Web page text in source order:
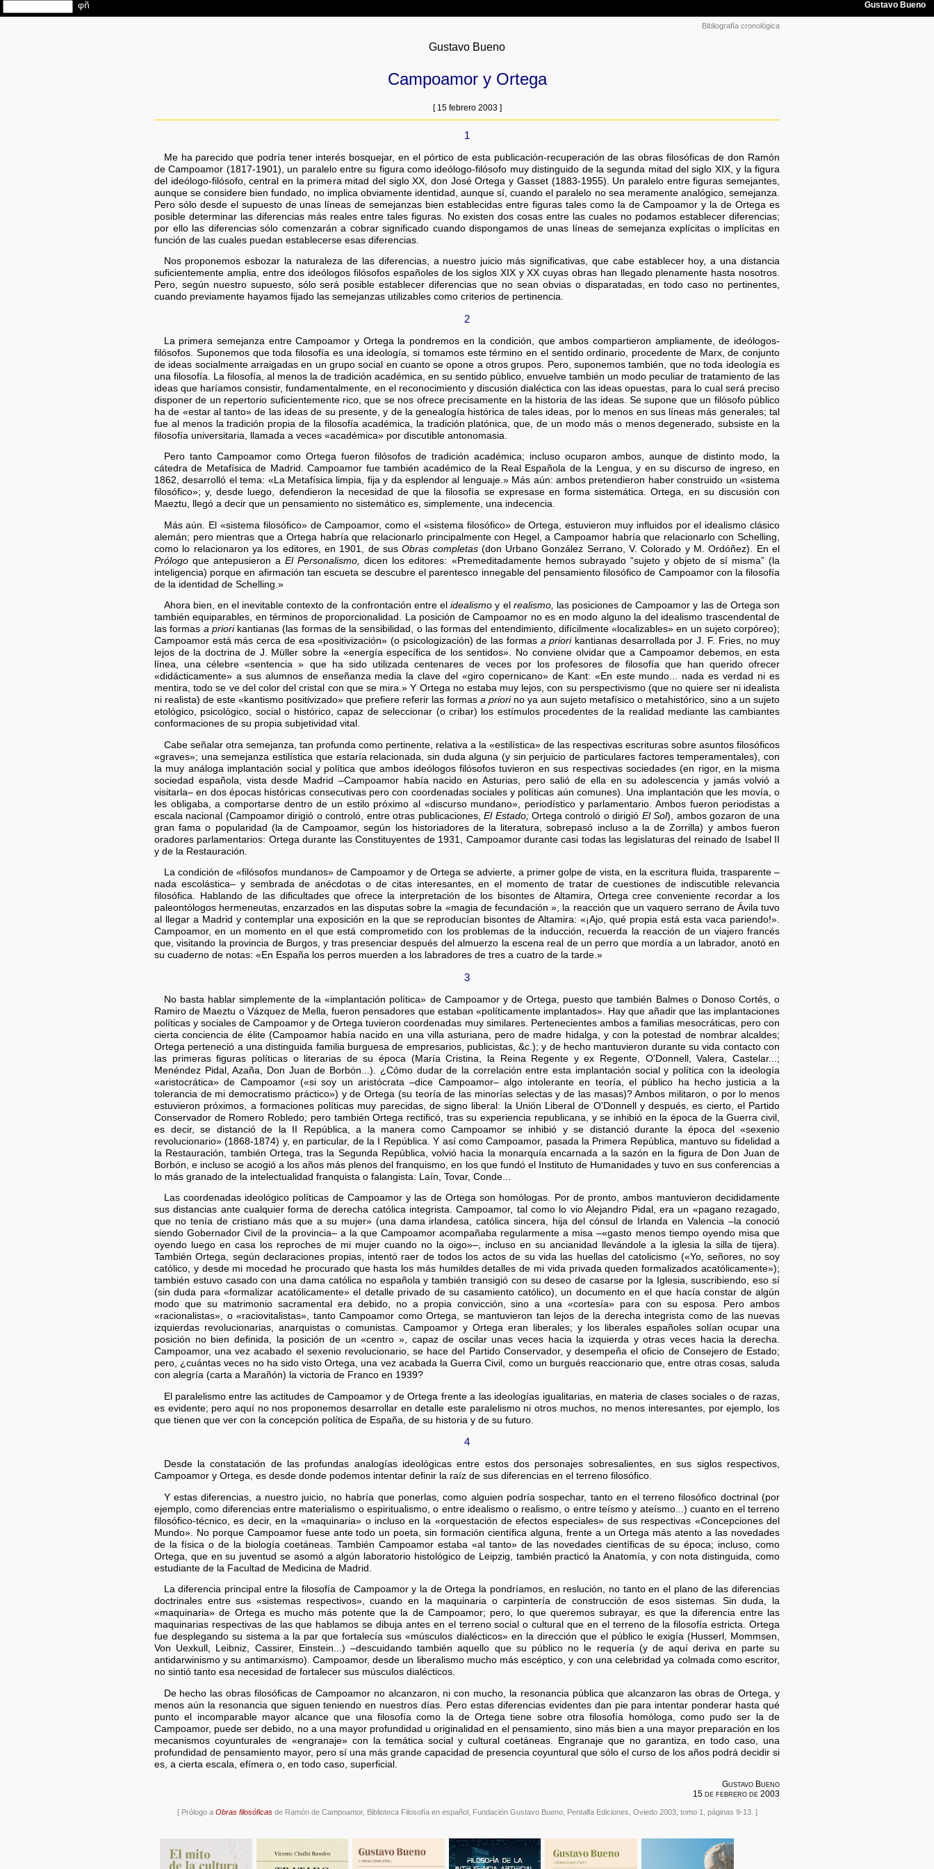
Bibliografía cronológica
Gustavo Bueno
Campoamor y Ortega
[ 15 febrero 2003 ]
1
Me ha parecido que podría tener interés bosquejar, en el pórtico de esta publicación-recuperación de las obras filosóficas de don Ramón
de Campoamor (1817-1901), un paralelo entre su figura como ideólogo-filósofo muy distinguido de la segunda mitad del siglo XIX, y la figura
del ideólogo-filósofo, central en la primera mitad del siglo XX, don José Ortega y Gasset (1883-1955). Un paralelo entre figuras semejantes,
aunque se considere bien fundado, no implica obviamente identidad, aunque sí, cuando el paralelo no sea meramente analógico, semejanza.
Pero sólo desde el supuesto de unas líneas de semejanzas bien establecidas entre figuras tales como la de Campoamor y la de Ortega es
posible determinar las diferencias más reales entre tales figuras. No existen dos cosas entre las cuales no podamos establecer diferencias;
por ello las diferencias sólo comenzarán a cobrar significado cuando dispongamos de unas líneas de semejanza explícitas o implícitas en
función de las cuales puedan establecerse esas diferencias.
Nos proponemos esbozar la naturaleza de las diferencias, a nuestro juicio más significativas, que cabe establecer hoy, a una distancia
suficientemente amplia, entre dos ideólogos filósofos españoles de los siglos XIX y XX cuyas obras han llegado plenamente hasta nosotros.
Pero, según nuestro supuesto, sólo será posible establecer diferencias que no sean obvias o disparatadas, en todo caso no pertinentes,
cuando previamente hayamos fijado las semejanzas utilizables como criterios de pertinencia.
2
La primera semejanza entre Campoamor y Ortega la pondremos en la condición, que ambos compartieron ampliamente, de ideólogos-
filósofos. Suponemos que toda filosofía es una ideología, si tomamos este término en el sentido ordinario, procedente de Marx, de conjunto
de ideas socialmente arraigadas en un grupo social en cuanto se opone a otros grupos. Pero, suponemos también, que no toda ideología es
una filosofía. La filosofía, al menos la de tradición académica, en su sentido público, envuelve también un modo peculiar de tratamiento de las
ideas que haríamos consistir, fundamentalmente, en el reconocimiento y discusión dialéctica con las ideas opuestas, para lo cual será preciso
disponer de un repertorio suficientemente rico, que se nos ofrece precisamente en la historia de las ideas. Se supone que un filósofo público
ha de «estar al tanto» de las ideas de su presente, y de la genealogía histórica de tales ideas, por lo menos en sus líneas más generales; tal
fue al menos la tradición propia de la filosofía académica, la tradición platónica, que, de un modo más o menos degenerado, subsiste en la
filosofía universitaria, llamada a veces «académica» por discutible antonomasia.
Pero tanto Campoamor como Ortega fueron filósofos de tradición académica; incluso ocuparon ambos, aunque de distinto modo, la
cátedra de Metafísica de Madrid. Campoamor fue también académico de la Real Española de la Lengua, y en su discurso de ingreso, en
1862, desarrolló el tema: «La Metafísica limpia, fija y da esplendor al lenguaje.» Más aún: ambos pretendieron haber construido un «sistema
filosófico»; y, desde luego, defendieron la necesidad de que la filosofía se expresase en forma sistemática. Ortega, en su discusión con
Maeztu, llegó a decir que un pensamiento no sistemático es, simplemente, una indecencia.
Más aún. El «sistema filosófico» de Campoamor, como el «sistema filosófico» de Ortega, estuvieron muy influidos por el idealismo clásico
alemán; pero mientras que a Ortega habría que relacionarlo principalmente con Hegel, a Campoamor habría que relacionarlo con Schelling,
como lo relacionaron ya los editores, en 1901, de susObras completas(don Urbano González Serrano, V. Colorado y M. Ordóñez). En el
Prólogo que antepusieron aEl Personalismo,
dicen los editores: «Premeditadamente hemos subrayado “sujeto y objeto de sí misma” (la
inteligencia) porque en afirmación tan escueta se descubre el parentesco innegable del pensamiento filosófico de Campoamor con la filosofía
de la identidad de Schelling.»
Ahora bien, en el inevitable contexto de la confrontación entre elidealismo y el realismo, las posiciones de Campoamor y las de Ortega son
también equiparables, en términos de proporcionalidad. La posición de Campoamor no es en modo alguno la del idealismo trascendental de
las formas a priorikantianas (las formas de la sensibilidad, o las formas del entendimiento, difícilmente «localizables» en un sujeto corpóreo);
Campoamor está más cerca de esa «positivización» (o psicologización) de las formas a priorikantianas desarrollada por J. F. Fries, no muy
lejos de la doctrina de J. Müller sobre la «energía específica de los sentidos». No conviene olvidar que a Campoamor debemos, en esta
línea, una célebre «sentencia » que ha sido utilizada centenares de veces por los profesores de filosofía que han querido ofrecer
«didácticamente» a sus alumnos de enseñanza media la clave del «giro copernicano» de Kant: «En este mundo... nada es verdad ni es
mentira, todo se ve del color del cristal con que se mira.» Y Ortega no estaba muy lejos, con su perspectivismo (que no quiere ser ni idealista
ni realista) de este «kantismo positivizado» que prefiere referir las formas a priorino ya aun sujeto metafísico o metahistórico, sino a un sujeto
etológico, psicológico, social o histórico, capaz de seleccionar (o cribar) los estímulos procedentes de la realidad mediante las cambiantes
conformaciones de su propia subjetividad vital.
Cabe señalar otra semejanza, tan profunda como pertinente, relativa a la «estilística» de las respectivas escrituras sobre asuntos filosóficos
«graves»; una semejanza estilística que estaría relacionada, sin duda alguna (y sin perjuicio de particulares factores temperamentales), con
la muy análoga implantación social y política que ambos ideólogos filósofos tuvieron en sus respectivas sociedades (en rigor, en la misma
sociedad española, vista desde Madrid –Campoamor había nacido en Asturias, pero salió de ella en su adolescencia y jamás volvió a
visitarla– en dos épocas históricas consecutivas pero con coordenadas sociales y políticas aún comunes). Una implantación que les movía, o
les obligaba, a comportarse dentro de un estilo próximo al «discurso mundano», periodístico y parlamentario. Ambos fueron periodistas a
escala nacional (Campoamor dirigió o controló, entre otras publicaciones,El Estado;Ortega controló o dirigió El Sol), ambos gozaron de una
gran fama o popularidad (la de Campoamor, según los historiadores de la literatura, sobrepasó incluso a la de Zorrilla) y ambos fueron
oradores parlamentarios: Ortega durante las Constituyentes de 1931, Campoamor durante casi todas las legislaturas del reinado de Isabel II
y de la Restauración.
La condición de «filósofos mundanos» de Campoamor y de Ortega se advierte, a primer golpe de vista, en la escritura fluida, trasparente –
nada escolástica– y sembrada de anécdotas o de citas interesantes, en el momento de tratar de cuestiones de indiscutible relevancia
filosófica. Hablando de las dificultades que ofrece la interpretación de los bisontes de Altamira, Ortega cree conveniente recordar a los
paleontólogos hermeneutas, enzarzados en las disputas sobre la «magia de fecundación », la reacción que un vaquero serrano de Ávila tuvo
al llegar a Madrid y contemplar una exposición en la que se reproducían bisontes de Altamira: «¡Ajo, qué propia está esta vaca pariendo!».
Campoamor, en un momento en el que está comprometido con los problemas de la inducción, recuerda la reacción de un viajero francés
que, visitando la provincia de Burgos, y tras presenciar después del almuerzo la escena real de un perro que mordía a un labrador, anotó en
su cuaderno de notas: «En España los perros muerden a los labradores de tres a cuatro de la tarde.»
3
No basta hablar simplemente de la «implantación política» de Campoamor y de Ortega, puesto que también Balmes o Donoso Cortés, o
Ramiro de Maeztu o Vázquez de Mella, fueron pensadores que estaban «políticamente implantados». Hay que añadir que las implantaciones
políticas y sociales de Campoamor y de Ortega tuvieron coordenadas muy similares. Pertenecientes ambos a familias mesocráticas, pero con
cierta conciencia de élite (Campoamor había nacido en una villa asturiana, pero de madre hidalga, y con la potestad de nombrar alcaldes;
Ortega perteneció a una distinguida familia burguesa de empresarios, publicistas, &c.); y de hecho mantuvieron durante su vida contacto con
las primeras figuras políticas o literarias de su época (María Cristina, la Reina Regente y ex Regente, O'Donnell, Valera, Castelar...;
Menéndez Pidal, Azaña, Don Juan de Borbón...). ¿Cómo dudar de la correlación entre esta implantación social y política con la ideología
«aristocrática» de Campoamor («si soy un aristócrata –dice Campoamor– algo intolerante en teoría, el público ha hecho justicia a la
tolerancia de mi democratismo práctico») y de Ortega (su teoría de las minorías selectas y de las masas)? Ambos militaron, o por lo menos
estuvieron próximos, a formaciones políticas muy parecidas, de signo liberal: la Unión Liberal de O'Donnell y después, es cierto, el Partido
Conservador de Romero Robledo; pero también Ortega rectificó, tras su experiencia republicana, y se inhibió en la época de la Guerra civil,
es decir, se distanció de la II República, a la manera como Campoamor se inhibió y se distanció durante la época del «sexenio
revolucionario» (1868-1874) y, en particular, de la I República. Y así como Campoamor, pasada la Primera República, mantuvo su fidelidad a
la Restauración, también Ortega, tras la Segunda República, volvió hacia la monarquía encarnada a la sazón en la figura de Don Juan de
Borbón, e incluso se acogió a los años más plenos del franquismo, en los que fundó el Instituto de Humanidades y tuvo en sus conferencias a
lo más granado de la intelectualidad franquista o falangista: Laín, Tovar, Conde...
Las coordenadas ideológico políticas de Campoamor y las de Ortega son homólogas. Por de pronto, ambos mantuvieron decididamente
sus distancias ante cualquier forma de derecha católica integrista. Campoamor, tal como lo vio Alejandro Pidal, era un «pagano rezagado,
que no tenía de cristiano más que a su mujer» (una dama irlandesa, católica sincera, hija del cónsul de Irlanda en Valencia –la conoció
siendo Gobernador Civil de la provincia– a la que Campoamor acompañaba regularmente a misa –«gasto menos tiempo oyendo misa que
oyendo luego en casa los reproches de mi mujer cuando no la oigo»–, incluso en su ancianidad llevándole a la iglesia la silla de tijera).
También Ortega, según declaraciones propias, intentó raer de todos los actos de su vida las huellas del catolicismo («Yo, señores, no soy
católico, y desde mi mocedad he procurado que hasta los más humildes detalles de mi vida privada queden formalizados acatólicamente»);
también estuvo casado con una dama católica no española y también transigió con su deseo de casarse por la Iglesia, suscribiendo, eso sí
(sin duda para «formalizar acatólicamente» el detalle privado de su casamiento católico), un documento en el que hacía constar de algún
modo que su matrimonio sacramental era debido, no a propia convicción, sino a una «cortesía» para con su esposa. Pero ambos
«racionalistas», o «raciovitalistas», tanto Campoamor como Ortega, se mantuvieron tan lejos de la derecha integrista como de las nuevas
izquierdas revolucionarias, anarquistas o comunistas. Campoamor y Ortega eran liberales; y los liberales españoles solían ocupar una
posición no bien definida, la posición de un «centro », capaz de oscilar unas veces hacia la izquierda y otras veces hacia la derecha.
Campoamor, una vez acabado el sexenio revolucionario, se hace del Partido Conservador, y desempeña el oficio de Consejero de Estado;
pero, ¿cuántas veces no ha sido visto Ortega, una vez acabada la Guerra Civil, como un burgués reaccionario que, entre otras cosas, saluda
con alegría (carta a Marañón) la victoria de Franco en 1939?
El paralelismo entre las actitudes de Campoamor y de Ortega frente a las ideologías igualitarias, en materia de clases sociales o de razas,
es evidente; pero aquí no nos proponemos desarrollar en detalle este paralelismo ni otros muchos, no menos interesantes, por ejemplo, los
que tienen que ver con la concepción política de España, de su historia y de su futuro.
4
Desde la constatación de las profundas analogías ideológicas entre estos dos personajes sobresalientes, en sus siglos respectivos,
Campoamor y Ortega, es desde donde podemos intentar definir la raíz de sus diferencias en el terreno filosófico.
Y estas diferencias, a nuestro juicio, no habría que ponerlas, como alguien podría sospechar, tanto en el terreno filosófico doctrinal (por
ejemplo, como diferencias entre materialismo o espiritualismo, o entre idealismo o realismo, o entre teísmo y ateísmo...) cuanto en el terreno
filosófico-técnico, es decir, en la «maquinaria» o incluso en la «orquestación de efectos especiales» de sus respectivas «Concepciones del
Mundo». No porque Campoamor fuese ante todo un poeta, sin formación científica alguna, frente a un Ortega más atento a las novedades
de la física o de la biología coetáneas. También Campoamor estaba «al tanto» de las novedades científicas de su época; incluso, como
Ortega, que en su juventud se asomó a algún laboratorio histológico de Leipzig, también practicó la Anatomía, y con nota distinguida, como
estudiante de la Facultad de Medicina de Madrid.
La diferencia principal entre la filosofía de Campoamor y la de Ortega la pondríamos, en reslución, no tanto en el plano de las diferencias
doctrinales entre sus «sistemas respectivos», cuando en la maquinaria o carpintería de construcción de esos sistemas. Sin duda, la
«maquinaria» de Ortega es mucho más potente que la de Campoamor; pero, lo que queremos subrayar, es que la diferencia entre las
maquinarias respectivas de las que hablamos se dibuja antes en el terreno social o cultural que en el terreno de la filosofía estricta. Ortega
fue desplegando su sistema a la par que fortalecía sus «músculos dialécticos» en la dirección que el público le exigía (Husserl, Mommsen,
Von Uexkull, Leibniz, Cassirer, Einstein...) –descuidando también aquello que su público no le requería (y de aquí deriva en parte su
antidarwinismo y su antimarxismo). Campoamor, desde un liberalismo mucho más escéptico, y con una celebridad ya colmada como escritor,
no sintió tanto esa necesidad de fortalecer sus músculos dialécticos.
De hecho las obras filosóficas de Campoamor no alcanzaron, ni con mucho, la resonancia pública que alcanzaron las obras de Ortega, y
menos aún la resonancia que siguen teniendo en nuestros días. Pero estas diferencias evidentes dan pie para intentar ponderar hasta qué
punto el incomparable mayor alcance que una filosofía como la de Ortega tiene sobre otra filosofía homóloga, como pudo ser la de
Campoamor, puede ser debido, no a una mayor profundidad u originalidad en el pensamiento, sino más bien a una mayor preparación en los
mecanismos coyunturales de «engranaje» con la temática social y cultural coetáneas. Engranaje que no garantiza, en todo caso, una
profundidad de pensamiento mayor, pero sí una más grande capacidad de presencia coyuntural que sólo el curso de los años podrá decidir si
es, a cierta escala, efímera o, en todo caso, superficial.
Gustavo Bueno
15 de febrero de 2003
[ Prólogo a Obras filosóficasde Ramón de Campoamor, Biblioteca Filosofía en español, Fundación Gustavo Bueno, Pentalfa Ediciones, Oviedo 2003, tomo 1, páginas 9-13. ]